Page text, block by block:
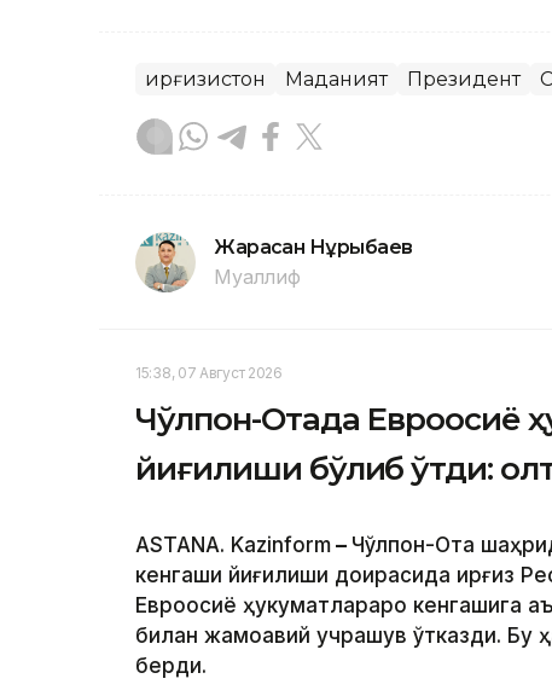
Қирғизистон Маданият Президент
Жарасқан Нұрыбаев
Муаллиф
15:38, 07 Август 2026
Чўлпон-Отада Евроосиё
йиғилиши бўлиб ўтди:
ASTANA. Kazinform – Чўлпон-Ота
кенгаши йиғилиши доирасида Қирғиз
Евроосиё ҳукуматлараро кенгашига
билан жамоавий учрашув ўтказди. Бу
берди.